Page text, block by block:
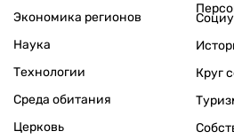
Экономика регионов
Наука
Технологии
Среда обитания
Церковь
Круг